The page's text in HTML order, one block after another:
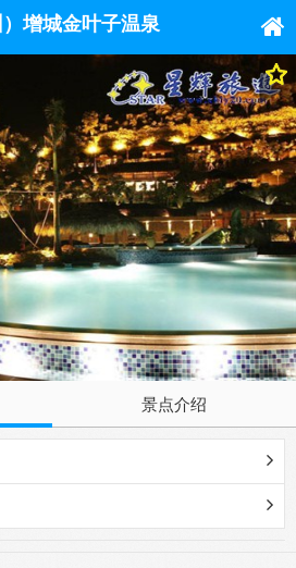
）增城金叶子温泉
景点介绍